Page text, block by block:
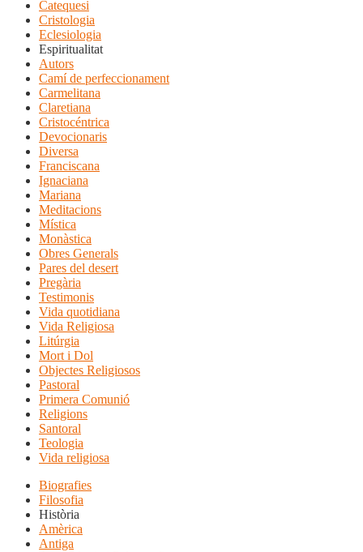
Catequesi
Cristologia
Eclesiologia
Espiritualitat
Autors
Camí de perfeccionament
Carmelitana
Claretiana
Cristocéntrica
Devocionaris
Diversa
Franciscana
Ignaciana
Mariana
Meditacions
Mística
Monàstica
Obres Generals
Pares del desert
Pregària
Testimonis
Vida quotidiana
Vida Religiosa
Litúrgia
Mort i Dol
Objectes Religiosos
Pastoral
Primera Comunió
Religions
Santoral
Teologia
Vida religiosa
Biografies
Filosofia
Història
Amèrica
Antiga